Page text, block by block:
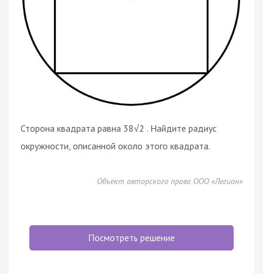
Сторона квадрата равна 38√2 . Найдите радиус
окружности, описанной около этого квадрата.
Объект авторского права ООО «Легион»
Посмотреть решение